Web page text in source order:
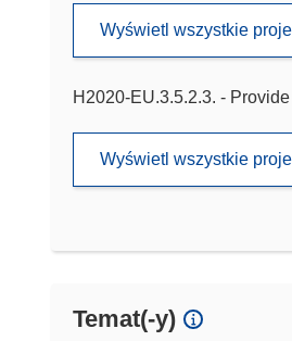
Wyświetl wszystkie
H2020-EU.3.5.2.3. -
Wyświetl wszystkie
Temat(-y)